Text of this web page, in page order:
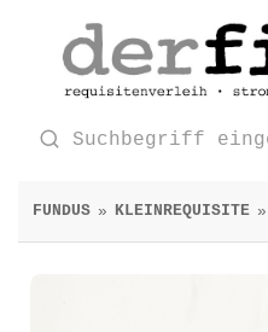
FUNDUS » KLEINREQUISITE »